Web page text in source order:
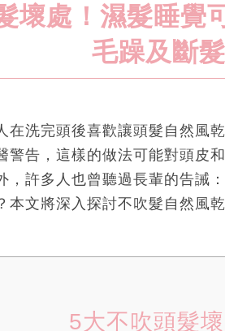
壞處！濕髮睡覺
毛躁及斷
在洗完頭後喜歡讓頭髮自然風
警告，這樣的做法可能對頭皮
，許多人也曾聽過長輩的告誡
本文將深入探討不吹髮自然風
5大不吹頭髮